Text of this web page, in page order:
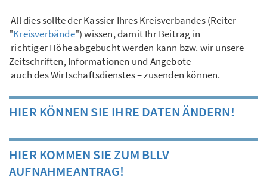
All dies sollte der Kassier Ihres Kreisverbandes (Reiter
"Kreisverbände") wissen, damit Ihr Beitrag in
richtiger Höhe abgebucht werden kann bzw. wir unsere
Zeitschriften, Informationen und Angebote –
auch des Wirtschaftsdienstes – zusenden können.
HIER KÖNNEN SIE IHRE DATEN ÄNDERN!
HIER KOMMEN SIE ZUM BLLV
AUFNAHMEANTRAG!